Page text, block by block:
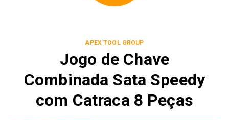
APEX TOOL GROUP
Jogo de Chave
Combinada Sata Speedy
com Catraca 8 Peças